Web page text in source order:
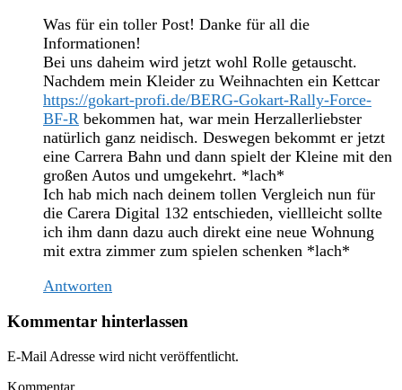
Was für ein toller Post! Danke für all die
Informationen!
Bei uns daheim wird jetzt wohl Rolle getauscht.
Nachdem mein Kleider zu Weihnachten ein Kettcar
https://gokart-profi.de/BERG-Gokart-Rally-Force-
BF-R bekommen hat, war mein Herzallerliebster
natürlich ganz neidisch. Deswegen bekommt er jetzt
eine Carrera Bahn und dann spielt der Kleine mit den
großen Autos und umgekehrt. *lach*
Ich hab mich nach deinem tollen Vergleich nun für
die Carera Digital 132 entschieden, viellleicht sollte
ich ihm dann dazu auch direkt eine neue Wohnung
mit extra zimmer zum spielen schenken *lach*
Antworten
Kommentar hinterlassen
E-Mail Adresse wird nicht veröffentlicht.
Kommentar